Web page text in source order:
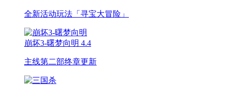
全新活动玩法「寻宝大冒险」
崩坏3-曙梦向明 4.4
主线第二部终章更新